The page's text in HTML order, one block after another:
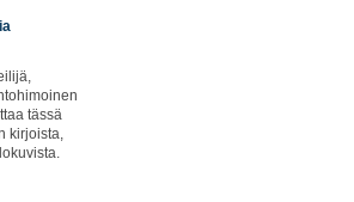
tässä
kirjoista,